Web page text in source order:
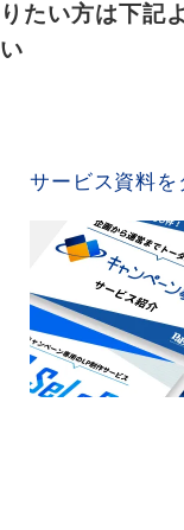
りたい方は下記
い
サービス資料を